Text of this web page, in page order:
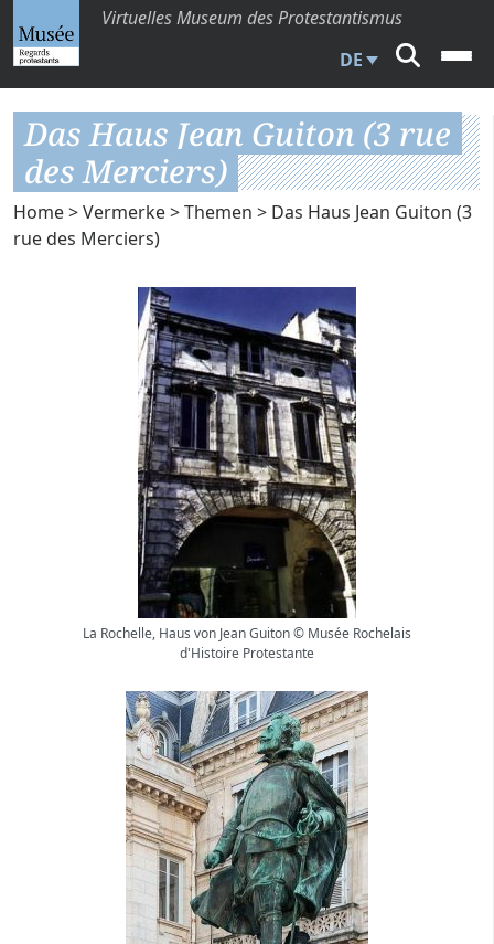
Virtuelles Museum des Protestantismus
DE
Das Haus Jean Guiton (3 rue
des Merciers)
Home>Vermerke>Themen > Das Haus Jean Guiton (3
rue des Merciers)
La Rochelle, Haus von Jean Guiton © Musée Rochelais
d'Histoire Protestante